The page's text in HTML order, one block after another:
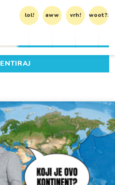
lol! aww vrh! woot?!